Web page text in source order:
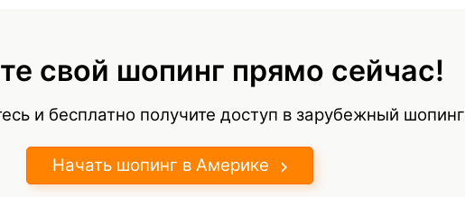
свой шопинг прямо сейчас!
и бесплатно получите доступ в зарубежный шопинг
Начать шопинг в Америке